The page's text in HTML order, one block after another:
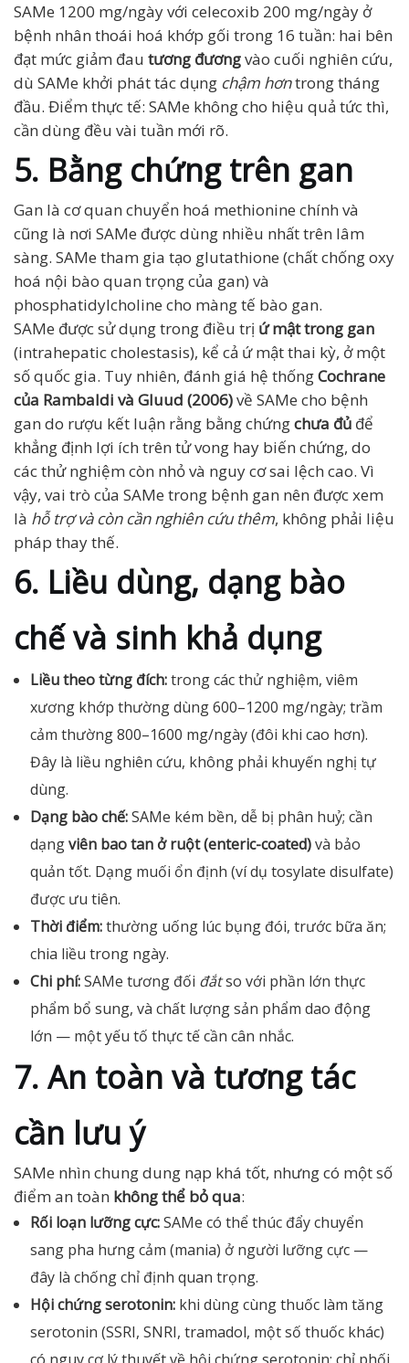
SAMe 1200 mg/ngày với celecoxib 200 mg/ngày ở
bệnh nhân thoái hoá khớp gối trong 16 tuần: hai bên
đạt mức giảm đau tương đươngvào cuối nghiên cứu,
dù SAMe khởi phát tác dụng chậm hơntrong tháng
đầu. Điểm thực tế: SAMe không cho hiệu quả tức thì,
cần dùng đều vài tuần mới rõ.
5. Bằng chứng trên gan
Gan là cơ quan chuyển hoá methionine chính và
cũng là nơi SAMe được dùng nhiều nhất trên lâm
sàng. SAMe tham gia tạo glutathione (chất chống oxy
hoá nội bào quan trọng của gan) và
phosphatidylcholine cho màng tế bào gan.
SAMe được sử dụng trong điều trị ứ mật trong gan
(intrahepatic cholestasis), kể cả ứ mật thai kỳ, ở một
số quốc gia. Tuy nhiên, đánh giá hệ thốngCochrane
của Rambaldi và Gluud (2006)về SAMe cho bệnh
gan do rượu kết luận rằng bằng chứngchưa đủ để
khẳng định lợi ích trên tử vong hay biến chứng, do
các thử nghiệm còn nhỏ và nguy cơ sai lệch cao. Vì
vậy, vai trò của SAMe trong bệnh gan nên được xem
là hỗ trợ và còn cần nghiên cứu thêm, không phải liệu
pháp thay thế.
6. Liều dùng, dạng bào
chế và sinh khả dụng
Liều theo từng đích:trong các thử nghiệm, viêm
xương khớp thường dùng 600–1200 mg/ngày; trầm
cảm thường 800–1600 mg/ngày (đôi khi cao hơn).
Đây là liều nghiên cứu, không phải khuyến nghị tự
dùng.
Dạng bào chế:SAMe kém bền, dễ bị phân huỷ; cần
dạngviên bao tan ở ruột (enteric-coated)và bảo
quản tốt. Dạng muối ổn định (ví dụ tosylate disulfate)
được ưu tiên.
Thời điểm:thường uống lúc bụng đói, trước bữa ăn;
chia liều trong ngày.
Chi phí:SAMe tương đối đắtso với phần lớn thực
phẩm bổ sung, và chất lượng sản phẩm dao động
lớn — một yếu tố thực tế cần cân nhắc.
7. An toàn và tương tác
cần lưu ý
SAMe nhìn chung dung nạp khá tốt, nhưng có một số
điểm an toàn không thể bỏ qua:
Rối loạn lưỡng cực:SAMe có thể thúc đẩy chuyển
sang pha hưng cảm (mania) ở người lưỡng cực —
đây là chống chỉ định quan trọng.
Hội chứng serotonin: khi dùng cùng thuốc làm tăng
serotonin (SSRI, SNRI, tramadol, một số thuốc khác)